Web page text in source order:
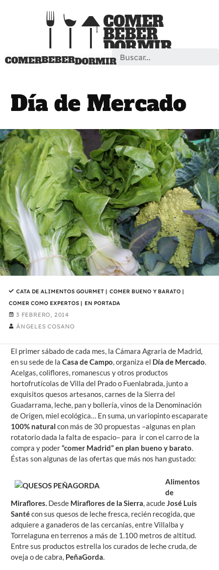
COMERBEBERDORMIR
Search
Día de Mercado
CATA DE ALIMENTOS GOURMET| COMER BUENO Y BARATO|
COMER COMO EXPERTOS| EN PORTADA
3 FEBRERO, 2014
ÁNGELES COSANO
El primer sábado de cada mes, laCámara Agraria de Madrid,
en su sede de laCasa de Campo, organiza el Día de Mercado.
Acelgas, coliflores, romanescus y otros productos
hortofrutícolas de Villa del Prado o Fuenlabrada, junto a
exquisitos quesos artesanos, carnes de la Sierra del
Guadarrama, leche, pan y bollería, vinos de la Denominación
de Origen, miel ecológica… En suma, un variopinto escaparate
100% natural con más de 30 propuestas –algunas en plan
rotatorio dada la falta de espacio– para ir con el carro de la
compra y poder“comer Madrid” en plan bueno y barato.
Éstas son algunas de las ofertas que más nos han gustado:
Alimentos
de
Miraflores. Desde Miraflores de la Sierra, acudeJosé Luis
Santécon sus quesos de leche fresca, recién recogida, que
adquiere a ganaderos de las cercanías, entre Villalba y
Torrelaguna en terrenos a más de 1.100 metros de altitud.
Entre sus productos estrella los curados de leche cruda, de
oveja o de cabra, PeñaGorda.